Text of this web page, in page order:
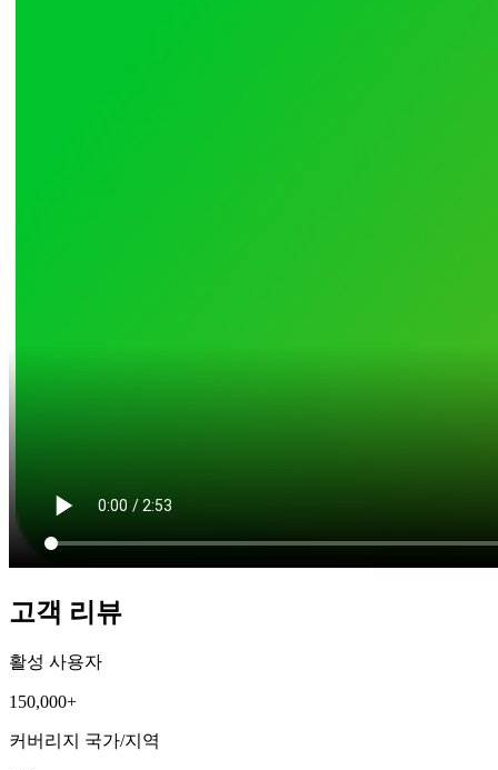
고객 리뷰
활성 사용자
150,000+
커버리지 국가/지역